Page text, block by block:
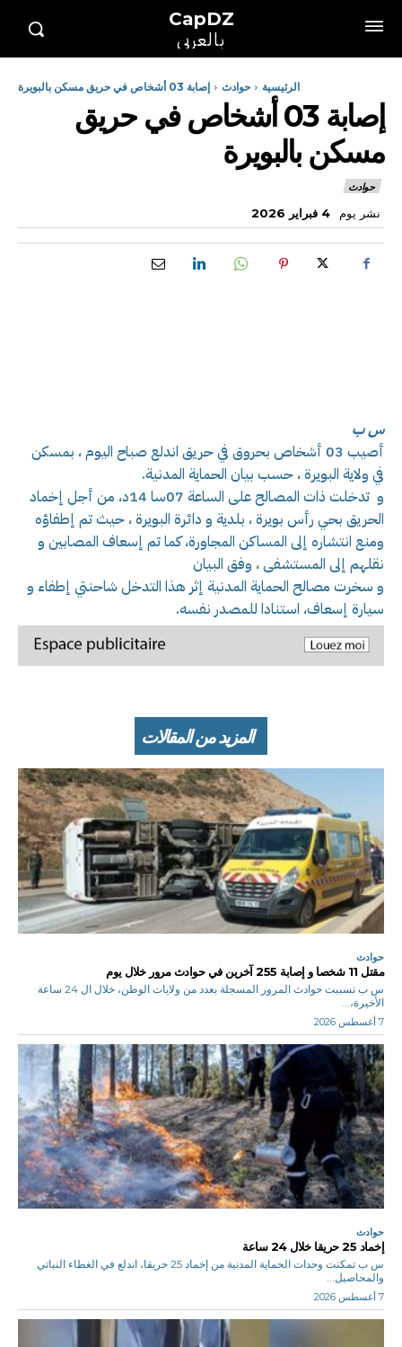
CapDZ
بالعربي
الرئيسية حوادث إصابة 03 أشخاص في حريق مسكن بالبويرة
إصابة 03 أشخاص في حريق
مسكن بالبويرة
حوادث
نشر يوم 4 فبراير 2026
س ب
أصيب 03 أشخاص بحروق في حريق اندلع صباح اليوم ، بمسكن
في ولاية البويرة ، حسب بيان الحماية المدنية.
و تدخلت ذات المصالح على الساعة 07سا 14د، من أجل إخماد
الحريق بحي رأس بويرة ، بلدية و دائرة البويرة ، حيث تم إطفاؤه
ومنع انتشاره إلى المساكن المجاورة، كما تم إسعاف المصابين و
نقلهم إلى المستشفى ، وفق البيان
و سخرت مصالح الحماية المدنية إثر هذا التدخل شاحنتي إطفاء و
سيارة إسعاف، استنادا للمصدر نفسه.
المزيد من المقالات
حوادث
مقتل 11 شخصا و إصابة 255 آخرين في حوادث مرور خلال يوم
س ب تسببت حوادث المرور المسجلة بعدد من ولايات الوطن، خلال ال 24 ساعة
الأخيرة،...
7 أغسطس 2026
حوادث
إخماد 25 حريقا خلال 24 ساعة
س ب تمكنت وحدات الحماية المدنية من إخماد 25 حريقا، اندلع في الغطاء النباتي
والمحاصيل...
7 أغسطس 2026